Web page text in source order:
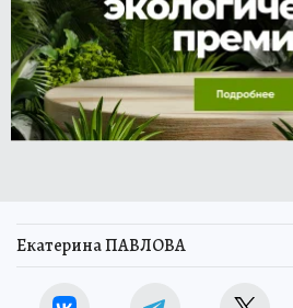
Екатерина ПАВЛОВА